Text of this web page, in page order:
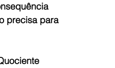
precisa para